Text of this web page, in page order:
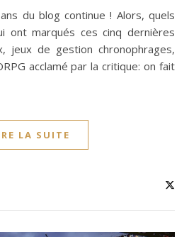
ont marqués ces cinq dernières
jeux de gestion chronophrages,
acclamé par la critique: on fait
LA SUITE